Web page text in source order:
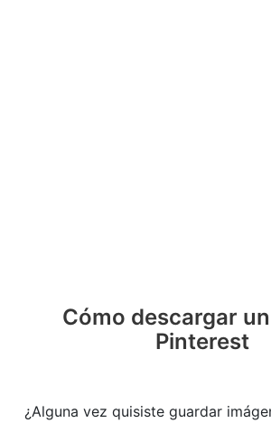
Cómo descargar
Pinterest
¿Alguna vez quisiste guardar